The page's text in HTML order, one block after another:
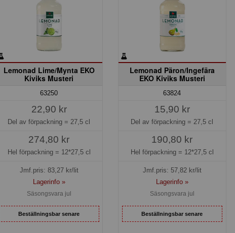
Lemonad Lime/Mynta EKO
Kiviks Musteri
63250
22,90 kr
Del av förpackning = 27,5 cl
274,80 kr
Hel förpackning = 12*27,5 cl
Jmf.pris: 83,27kr/lit
Lagerinfo »
Säsongsvara jul
Beställningsbar senare
Lemonad Päron/Ingefära
EKO Kiviks Musteri
63824
15,90 kr
Del av förpackning = 27,5 cl
190,80 kr
Hel förpackning = 12*27,5 cl
Jmf.pris: 57,82kr/lit
Lagerinfo »
Säsongsvara jul
Beställningsbar senare